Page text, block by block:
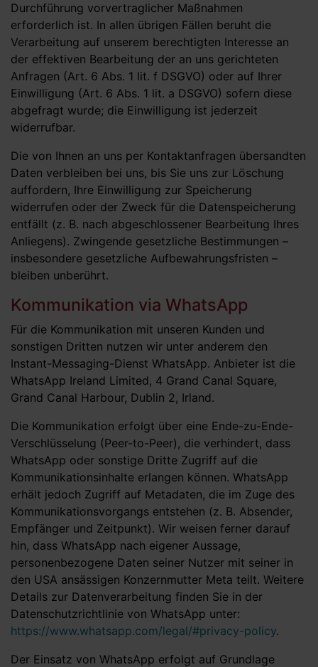
Durchführung vorvertraglicher Maßnahmen
erforderlich ist. In allen übrigen Fällen beruht die
Verarbeitung auf unserem berechtigten Interesse an
der effektiven Bearbeitung der an uns gerichteten
Anfragen (Art. 6 Abs. 1 lit. f DSGVO) oder auf Ihrer
Einwilligung (Art. 6 Abs. 1 lit. a DSGVO) sofern diese
abgefragt wurde; die Einwilligung ist jederzeit
widerrufbar.
Die von Ihnen an uns per Kontaktanfragen übersandten
Daten verbleiben bei uns, bis Sie uns zur Löschung
auffordern, Ihre Einwilligung zur Speicherung
widerrufen oder der Zweck für die Datenspeicherung
entfällt (z. B. nach abgeschlossener Bearbeitung Ihres
Anliegens). Zwingende gesetzliche Bestimmungen –
insbesondere gesetzliche Aufbewahrungsfristen –
bleiben unberührt.
Kommunikation via WhatsApp
Für die Kommunikation mit unseren Kunden und
sonstigen Dritten nutzen wir unter anderem den
Instant-Messaging-Dienst WhatsApp. Anbieter ist die
WhatsApp Ireland Limited, 4 Grand Canal Square,
Grand Canal Harbour, Dublin 2, Irland.
Die Kommunikation erfolgt über eine Ende-zu-Ende-
Verschlüsselung (Peer-to-Peer), die verhindert, dass
WhatsApp oder sonstige Dritte Zugriff auf die
Kommunikationsinhalte erlangen können. WhatsApp
erhält jedoch Zugriff auf Metadaten, die im Zuge des
Kommunikationsvorgangs entstehen (z. B. Absender,
Empfänger und Zeitpunkt). Wir weisen ferner darauf
hin, dass WhatsApp nach eigener Aussage,
personenbezogene Daten seiner Nutzer mit seiner in
den USA ansässigen Konzernmutter Meta teilt. Weitere
Details zur Datenverarbeitung finden Sie in der
Datenschutzrichtlinie von WhatsApp unter:
https://www.whatsapp.com/legal/#privacy-policy.
Der Einsatz von WhatsApp erfolgt auf Grundlage